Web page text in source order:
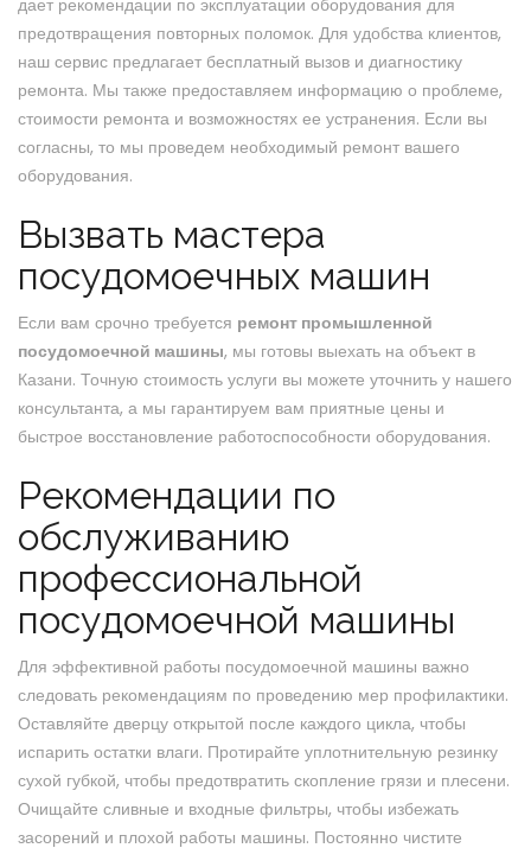
дает рекомендации по эксплуатации оборудования для
предотвращения повторных поломок. Для удобства клиентов,
наш сервис предлагает бесплатный вызов и диагностику
ремонта. Мы также предоставляем информацию о проблеме,
стоимости ремонта и возможностях ее устранения. Если вы
согласны, то мы проведем необходимый ремонт вашего
оборудования.
Вызвать мастера
посудомоечных машин
Если вам срочно требуется ремонт промышленной
посудомоечной машины, мы готовы выехать на объект в
Казани. Точную стоимость услуги вы можете уточнить у нашего
консультанта, а мы гарантируем вам приятные цены и
быстрое восстановление работоспособности оборудования.
Рекомендации по
обслуживанию
профессиональной
посудомоечной машины
Для эффективной работы посудомоечной машины важно
следовать рекомендациям по проведению мер профилактики.
Оставляйте дверцу открытой после каждого цикла, чтобы
испарить остатки влаги. Протирайте уплотнительную резинку
сухой губкой, чтобы предотвратить скопление грязи и плесени.
Очищайте сливные и входные фильтры, чтобы избежать
засорений и плохой работы машины. Постоянно чистите